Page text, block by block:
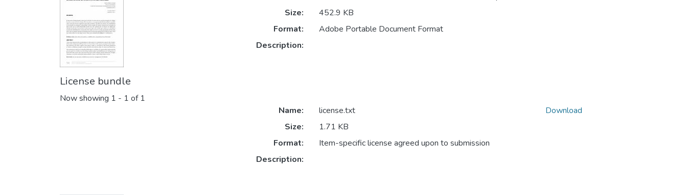
Size:
452.9 KB
Format:
Adobe Portable Document Format
Description:
License bundle
Now showing 1 - 1 of 1
Name:
license.txt
Size:
1.71 KB
Format:
Item-specific license agreed upon to submission
Description:
Download